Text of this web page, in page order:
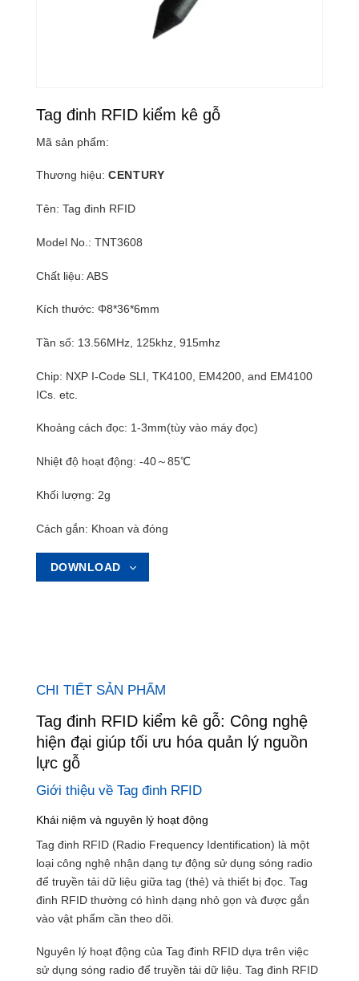
Tag đinh RFID kiểm kê gỗ
Mã sản phẩm:
Thương hiệu: CENTURY
Tên: Tag đinh RFID
Model No.: TNT3608
Chất liệu: ABS
Kích thước: Φ8*36*6mm
Tần số: 13.56MHz, 125khz, 915mhz
Chip: NXP I-Code SLI, TK4100, EM4200, and EM4100
ICs. etc.
Khoảng cách đọc: 1-3mm(tùy vào máy đọc)
Nhiệt độ hoạt động: -40～85℃
Khối lượng: 2g
Cách gắn: Khoan và đóng
DOWNLOAD
CHI TIẾT SẢN PHẨM
Tag đinh RFID kiểm kê gỗ: Công nghệ
hiện đại giúp tối ưu hóa quản lý nguồn
lực gỗ
Giới thiệu về Tag đinh RFID
Khái niệm và nguyên lý hoạt động
Tag đinh RFID (Radio Frequency Identification) là một
loại công nghệ nhận dạng tự động sử dụng sóng radio
để truyền tải dữ liệu giữa tag (thẻ) và thiết bị đọc. Tag
đinh RFID thường có hình dạng nhỏ gọn và được gắn
vào vật phẩm cần theo dõi.
Nguyên lý hoạt động của Tag đinh RFID dựa trên việc
sử dụng sóng radio để truyền tải dữ liệu. Tag đinh RFID